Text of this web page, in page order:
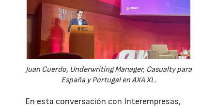
Juan Cuerdo, Underwriting Manager, Casualty para
España y Portugal en AXA XL.
En esta conversación con Interempresas,